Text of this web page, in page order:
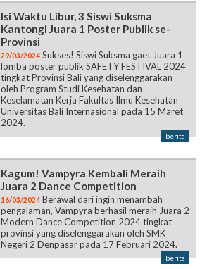
Isi Waktu Libur, 3 Siswi Suksma
Kantongi Juara 1 Poster Publik se-
Provinsi
29/03/2024 Sukses! Siswi Suksma gaet Juara 1
lomba poster publik SAFETY FESTIVAL 2024
tingkat Provinsi Bali yang diselenggarakan
oleh Program Studi Kesehatan dan
Keselamatan Kerja Fakultas Ilmu Kesehatan
Universitas Bali Internasional pada 15 Maret
2024.
berita
Kagum! Vampyra Kembali Meraih
Juara 2 Dance Competition
16/03/2024 Berawal dari ingin menambah
pengalaman, Vampyra berhasil meraih Juara 2
Modern Dance Competition 2024 tingkat
provinsi yang diselenggarakan oleh SMK
Negeri 2 Denpasar pada 17 Februari 2024.
berita